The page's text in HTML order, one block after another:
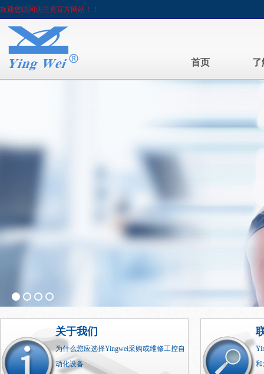
欢迎您访问法兰克官方网站！！
首页 了
关于我们
为什么您应选择Yingwei采购或维修工控自
动化设备